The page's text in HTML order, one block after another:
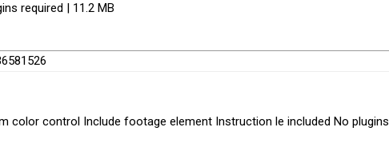
required | 11.2 MB
color control Include footage element Instruction le included No plugins